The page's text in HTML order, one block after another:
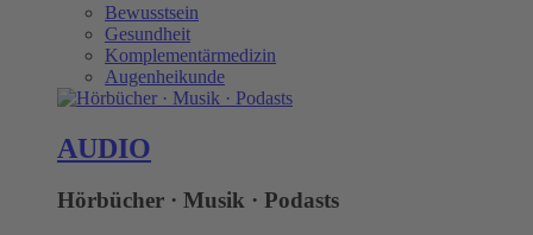
Bewusstsein
Gesundheit
Komplementärmedizin
Augenheikunde
AUDIO
Hörbücher · Musik · Podasts